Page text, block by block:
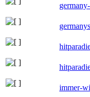
immer-